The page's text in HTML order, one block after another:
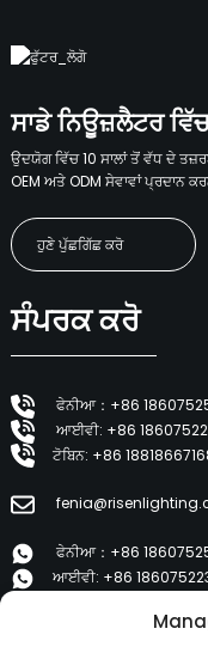
ਸਾਡੇ ਨਿਊਜ਼ਲੈਟਰ
ਉਦਯੋਗ ਵਿੱਚ 10 ਸਾਲਾਂ ਤੋਂ ਵੱਧ ਦੇ
OEM ਅਤੇ ODM ਸੇਵਾਵਾਂ ਪ੍ਰਦਾਨ
ਹੁਣੇ ਪੁੱਛਗਿੱਛ ਕਰੋ
ਸੰਪਰਕ ਕਰੋ
ਫੇਨੀਆ：+86
ਆਈਵੀ: +86
ਟੋਬਿਨ: +86
ਫੇਨੀਆ：+86
ਆਈਵੀ: +86